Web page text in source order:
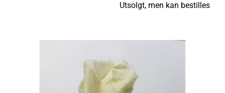
Utsolgt, men kan bestilles